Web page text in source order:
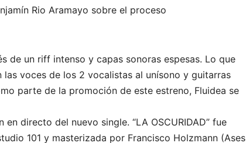
Rio Aramayo sobre el proceso
de un riff intenso y capas sonoras espesas. Lo que
voces de los 2 vocalistas al unísono y guitarras
parte de la promoción de este estreno, Fluidea se
directo del nuevo single. “LA OSCURIDAD” fue
101 y masterizada por Francisco Holzmann (Ases